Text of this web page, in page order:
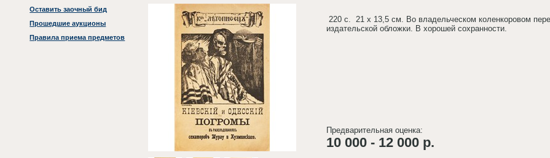
Оставить заочный бид
Прошедшие аукционы
Правила приема предметов
220 с. 21 х 13,5 см. Во владельческом коленкоровом
издательской обложки. В хорошей сохранности.
Предварительная оценка:
10 000 - 12 000 р.